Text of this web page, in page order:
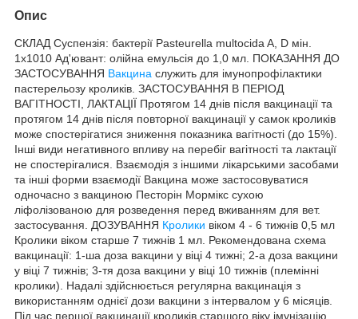
Опис
СКЛАД Суспензія: бактерії Pasteurella multocida A, D мін.
1х1010 Ад'ювант: олійна емульсія до 1,0 мл. ПОКАЗАННЯ ДО
ЗАСТОСУВАННЯ Вакцина служить для імунопрофілактики
пастерельозу кроликів. ЗАСТОСУВАННЯ В ПЕРІОД
ВАГІТНОСТІ, ЛАКТАЦІЇ Протягом 14 днів після вакцинації та
протягом 14 днів після повторної вакцинації у самок кроликів
може спостерігатися зниження показника вагітності (до 15%).
Інші види негативного впливу на перебіг вагітності та лактації
не спостерігалися. Взаємодія з іншими лікарськими засобами
та інші форми взаємодії Вакцина може застосовуватися
одночасно з вакциною Песторін Мормікс сухою
ліфолізованою для розведення перед вживанням для вет.
застосування. ДОЗУВАННЯ Кролики віком 4 - 6 тижнів 0,5 мл
Кролики віком старше 7 тижнів 1 мл. Рекомендована схема
вакцинації: 1-ша доза вакцини у віці 4 тижні; 2-а доза вакцини
у віці 7 тижнів; 3-тя доза вакцини у віці 10 тижнів (племінні
кролики). Надалі здійснюється регулярна вакцинація з
використанням однієї дози вакцини з інтервалом у 6 місяців.
Під час першої вакцинації кроликів старшого віку імунізацію